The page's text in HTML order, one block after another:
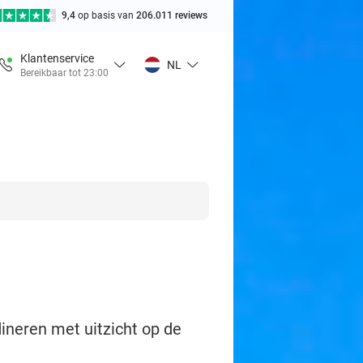
9,4 op basis van 206.011 reviews
Klantenservice
Bereikbaar tot 23:00
NL
met uitzicht op de